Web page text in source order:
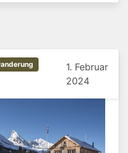
1. Februar
2024